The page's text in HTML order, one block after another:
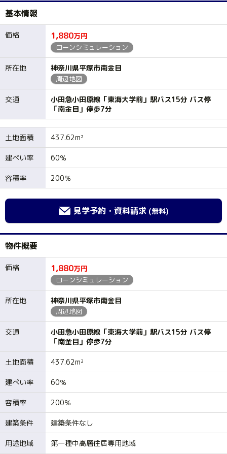
基本情報
価格 1,880万円
ローンシミュレーション
所在地 神奈川県平塚市南金目
周辺地図
交通
小田急小田原線「東海大学前」駅バス15分 バス停
「南金目」停歩7分
土地面積 437.62m²
建ぺい率 60％
容積率 200％
見学予約・資料請求 (無料)
物件概要
価格 1,880万円
ローンシミュレーション
所在地 神奈川県平塚市南金目
周辺地図
交通
小田急小田原線「東海大学前」駅バス15分 バス停
「南金目」停歩7分
土地面積 437.62m²
建ぺい率 60％
容積率 200％
建築条件 建築条件なし
用途地域 第一種中高層住居専用地域